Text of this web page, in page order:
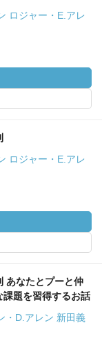
ロジャー・E.アレ
ロジャー・E.アレ
あなたとプーと仲
課題を習得するお話
・D.アレン 新田義